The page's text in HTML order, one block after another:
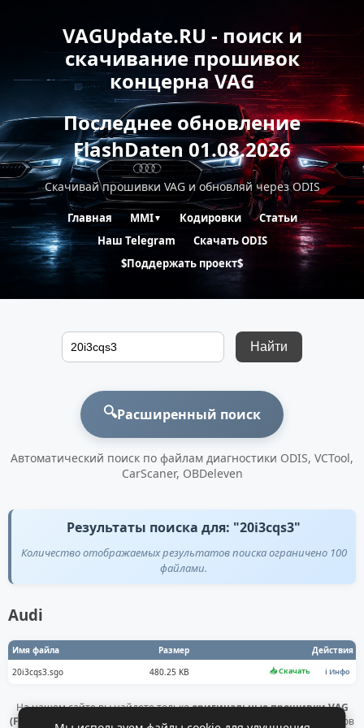
VAGUpdate.RU - поиск и
скачивание прошивок
концерна VAG
Последнее обновление
FlashDaten 01.08.2026
Скачивай прошивки VAG и обновляй через ODIS
Главная MMI▼ Кодировки
Статьи
Наш Telegram
Скачать ODIS
$Поддержать проект$
Найти
🔍Расширенный поиск
Автоматический поиск по файлам диагностики ODIS, VCTool,
CarScaner, OBDeleven
Результаты поиска для: "20i3cqs3"
Количество отображаемых результатов поиска ограничено 100
файлами.
Audi
Имя файла Размер
Действия
20i3cqs3.sgo
480.25 KB 📥 Скачать ℹ️ Инфо
На нашем сайте вы найдете толькооригинальные прошивки VAG
(Flashdaten)
. Все файлы получены напрямую с официальных серверов